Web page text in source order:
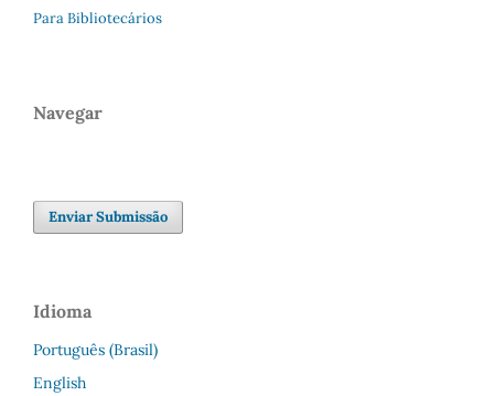
Para Bibliotecários
Navegar
Enviar Submissão
Idioma
Português (Brasil)
English